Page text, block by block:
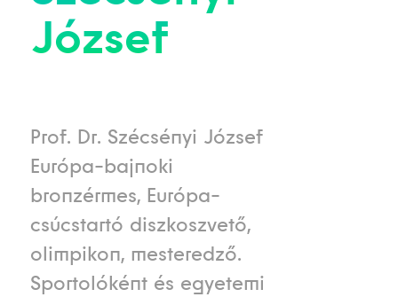
József
Prof. Dr. Szécsényi József
Európa-bajnoki
bronzérmes, Európa-
csúcstartó diszkoszvető,
olimpikon, mesteredző.
Sportolóként és egyetemi